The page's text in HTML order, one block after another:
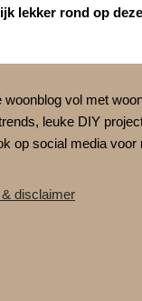
lekker rond op
woonblog vol met
leuke DIY
op social media voor
disclaimer